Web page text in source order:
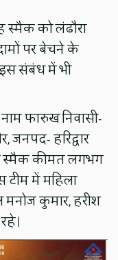
स्मैक को लंढौरा
पर बेचने के
संबंध में भी
फारुख निवासी-
जनपद- हरिद्वार
स्मैक कीमत लगभग
टीम में महिला
मनोज कुमार, हरीश